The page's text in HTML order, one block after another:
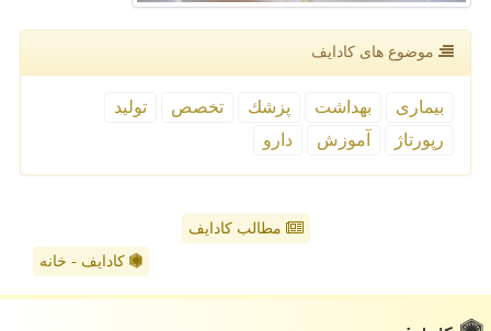
موضوع های كادایف
بیماری بهداشت پزشك تخصص
تولید
رپورتاژ
آموزش دارو
مطالب کادایف
کادایف - خانه